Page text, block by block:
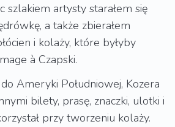
szlakiem artysty starałem się
a także zbierałem
i kolaży, które byłyby
à Czapski.
Ameryki Południowej, Kozera
bilety, prasę, znaczki, ulotki i
przy tworzeniu kolaży.